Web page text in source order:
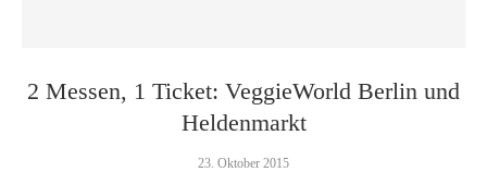
2 Messen, 1 Ticket: VeggieWorld Berlin und
Heldenmarkt
23. Oktober 2015